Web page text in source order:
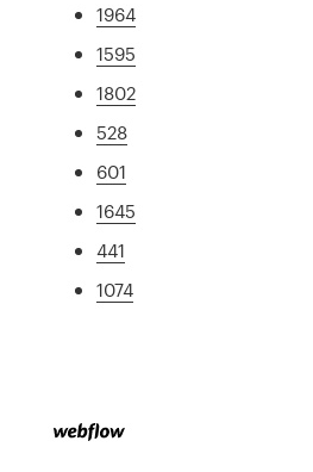
1964
1595
1802
528
601
1645
441
1074